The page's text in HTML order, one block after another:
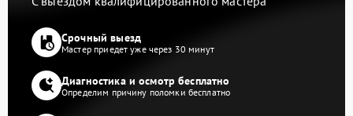
Срочный выезд
Мастер приедет уже через 30 минут
Диагностика и осмотр бесплатно
Определим причину поломки бесплатно